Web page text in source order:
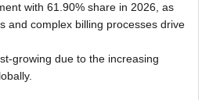
with 61.90% share in 2026, as
and complex billing processes drive
growing due to the increasing